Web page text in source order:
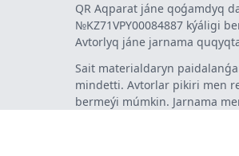
QR Aqparat jáne qoǵamdyq
№KZ71VPY00084887 kýáligi
Avtorlyq jáne jarnama
Sait materialdaryn
mindetti. Avtorlar pikiri men
bermeýi múmkin. Jarnama